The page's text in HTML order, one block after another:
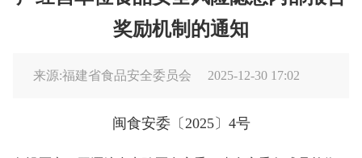
奖励机制的通知
来源:福建省食品安全委员会 2025-12-30 17:02
闽食安委〔2025〕4号